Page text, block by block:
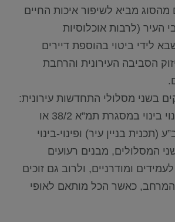
מהסוג מביא לשיפור איכות החיים
העיר (לרבות אוכלוסיות
לידי ביטוי בהוספת דיירים
הסביבה העירונית והרחבת
בשני מסלולי התחדשות עירונית:
פרוייקטים של פינוי בינוי במסגרת תמ”א 38/2 או
(תכנית בניין עיר) ופינוי-בינוי
המסלולים, מבנים רעועים
ומודרניים, ולרוב גם זוכים
כאשר הכל מותאם לאופי